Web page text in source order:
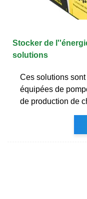
Stocker de
solutions
Ces solutions
équipées de
de production de